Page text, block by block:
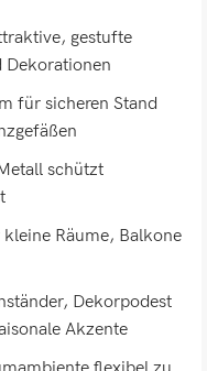
gestufte
Dekorationen
für sicheren Stand
schützt
Räume, Balkone
Dekorpodest
Akzente